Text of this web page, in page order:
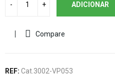
ADICIONAR
Compare
REF: Cat.3002-VP053